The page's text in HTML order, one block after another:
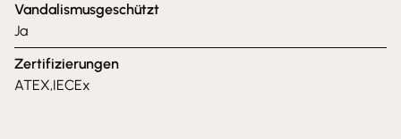
Vandalismusgeschützt
Ja
Zertifizierungen
ATEX,IECEx